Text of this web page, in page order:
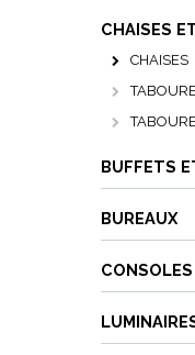
CHAISES
CHAISES
BUFFETS
BUREAUX
CONSOLES